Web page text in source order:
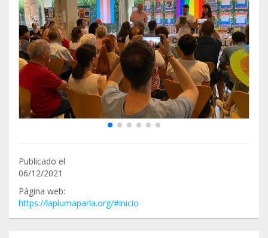
Publicado el
06/12/2021
Página web:
https://laplumaparla.org/#inicio